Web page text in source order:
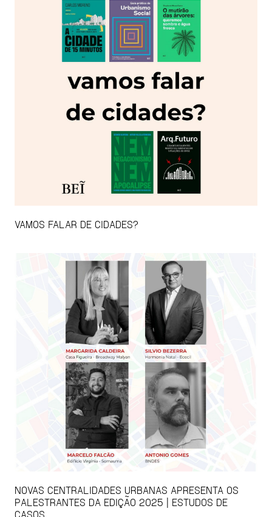
VAMOS FALAR DE CIDADES?
NOVAS CENTRALIDADES URBANAS APRESENTA OS
PALESTRANTES DA EDIÇÃO 2025 | ESTUDOS DE
CASOS